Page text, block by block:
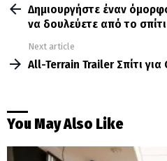
more Δημιουργήστε έναν
να δουλεύετε από το σπίτι
Next article
All-Terrain Trailer Σπίτι
You May Also Like